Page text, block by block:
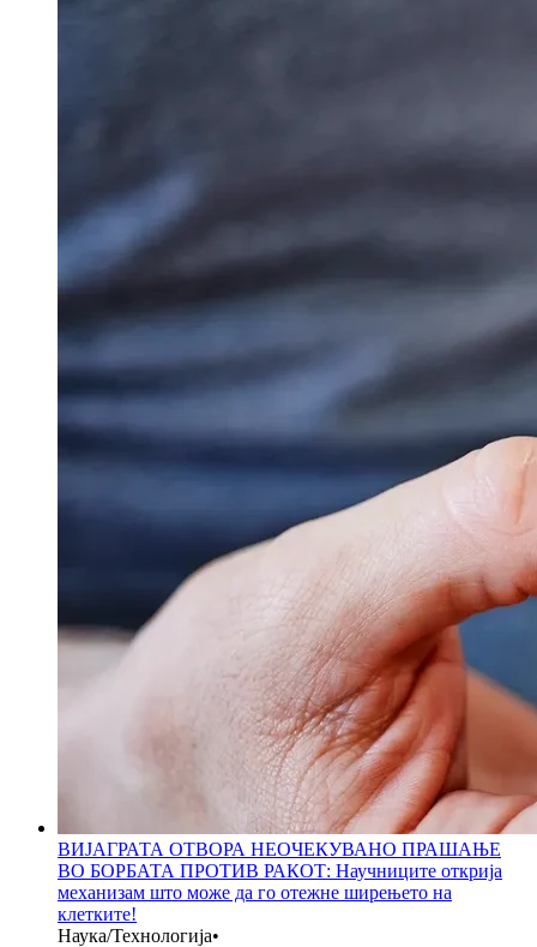
ВИЈАГРАТА ОТВОРА НЕОЧЕКУВАНО ПРАШАЊЕ
ВО БОРБАТА ПРОТИВ РАКОТ: Научниците открија
механизам што може да го отежне ширењето на
клетките!
Наука/Технологија•